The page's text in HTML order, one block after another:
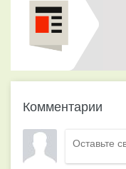
Комментарии